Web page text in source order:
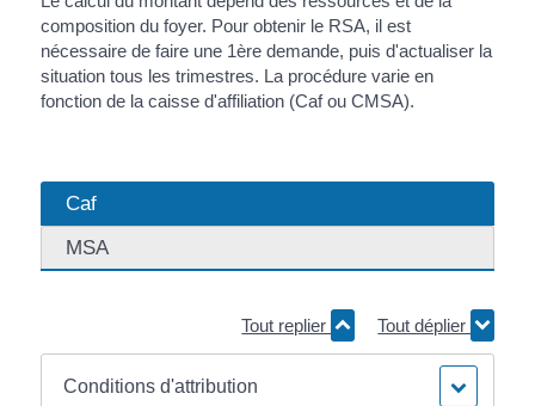
composition du foyer. Pour obtenir le RSA, il est
nécessaire de faire une 1ère demande, puis d'actualiser la
situation tous les trimestres. La procédure varie en
fonction de la caisse d'affiliation (Caf ou CMSA).
Caf
MSA
Tout replier Tout déplier
Conditions d'attribution